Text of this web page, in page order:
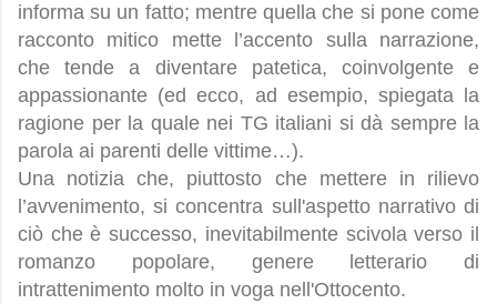
informa su un fatto; mentre quella che si pone come
racconto mitico mette l’accento sulla narrazione,
che tende a diventare patetica, coinvolgente e
appassionante (ed ecco, ad esempio, spiegata la
ragione per la quale nei TG italiani si dà sempre la
parola ai parenti delle vittime…).
Una notizia che, piuttosto che mettere in rilievo
l’avvenimento, si concentra sull'aspetto narrativo di
ciò che è successo, inevitabilmente scivola verso il
romanzo popolare, genere letterario di
intrattenimento molto in voga nell'Ottocento.